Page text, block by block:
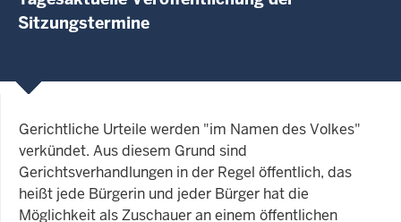
Sitzungstermine
Gerichtliche Urteile werden "im Namen des Volkes"
verkündet. Aus diesem Grund sind
Gerichtsverhandlungen in der Regel öffentlich, das
heißt jede Bürgerin und jeder Bürger hat die
Möglichkeit als Zuschauer an einem öffentlichen